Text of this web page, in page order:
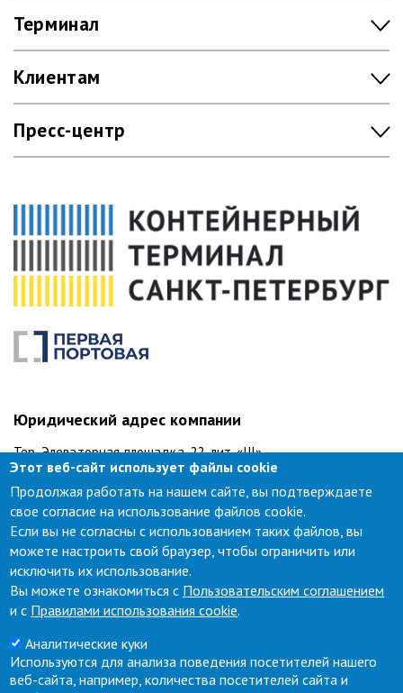
Этот веб-сайт использует файлы cookie
Продолжая работать на нашем сайте, вы подтверждаете
свое согласие на использование файлов cookie.
Если вы не согласны с использованием таких файлов, вы
можете настроить свой браузер, чтобы ограничить или
исключить их использование.
Вы можете ознакомиться с Пользовательским соглашением
и с Правилами использования cookie.
Аналитические куки
Используются для анализа поведения посетителей нашего
веб-сайта, например, количества посетителей сайта и
Терминал
Клиентам
Пресс-центр
Юридический адрес компании
Тер. Элеваторная площадка, 22, лит. «Щ»
Санкт-Петербург, 198096
Телефон: +7 (812) 335-71-11, факс: +7 (812) 335-75-57.
Техническая поддержка
тел.:+7 (812) 335-71-68
support.lkk@port.one
Секретариат
тел.:+7 (812) 335 71-11